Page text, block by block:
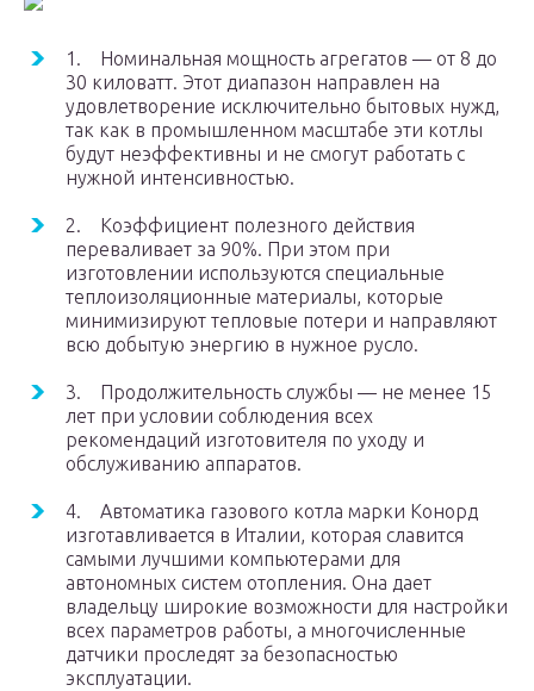
1. Номинальная мощность агрегатов — от 8 до
30 киловатт. Этот диапазон направлен на
удовлетворение исключительно бытовых нужд,
так как в промышленном масштабе эти котлы
будут неэффективны и не смогут работать с
нужной интенсивностью.
2. Коэффициент полезного действия
переваливает за 90%. При этом при
изготовлении используются специальные
теплоизоляционные материалы, которые
минимизируют тепловые потери и направляют
всю добытую энергию в нужное русло.
3. Продолжительность службы — не менее 15
лет при условии соблюдения всех
рекомендаций изготовителя по уходу и
обслуживанию аппаратов.
4. Автоматика газового котла марки Конорд
изготавливается в Италии, которая славится
самыми лучшими компьютерами для
автономных систем отопления. Она дает
владельцу широкие возможности для настройки
всех параметров работы, а многочисленные
датчики проследят за безопасностью
эксплуатации.